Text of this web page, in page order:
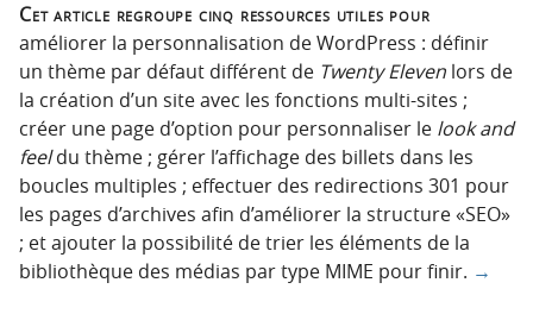
Cet article regroupe cinq ressources utiles pour
améliorer la personnalisation de WordPress : définir
un thème par défaut différent de Twenty Eleven lors de
la création d’un site avec les fonctions multi-sites ;
créer une page d’option pour personnaliser le look and
feeldu thème ; gérer l’affichage des billets dans les
boucles multiples ; effectuer des redirections 301 pour
les pages d’archives afin d’améliorer la structure «SEO»
; et ajouter la possibilité de trier les éléments de la
bibliothèque des médias par type MIME pour finir. →